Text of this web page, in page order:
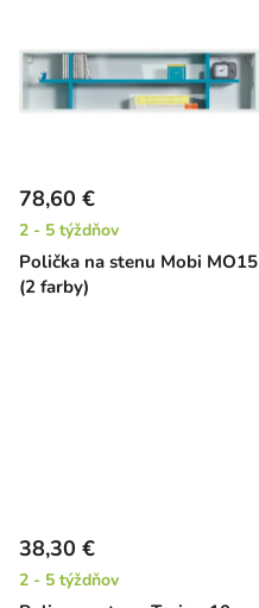
Polička na stenu Mobi MO15
(2 farby)
78,60 €
2 - 5 týždňov
38,30 €
2 - 5 týždňov